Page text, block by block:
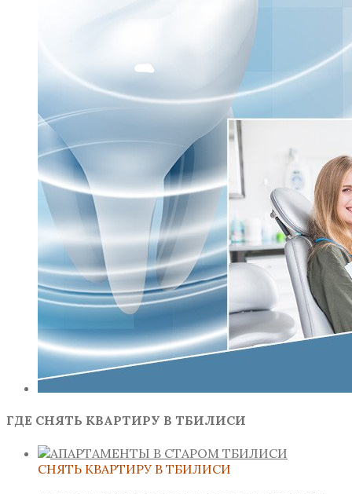
ГДЕ СНЯТЬ КВАРТИРУ В ТБИЛИСИ
СНЯТЬ КВАРТИРУ В ТБИЛИСИ